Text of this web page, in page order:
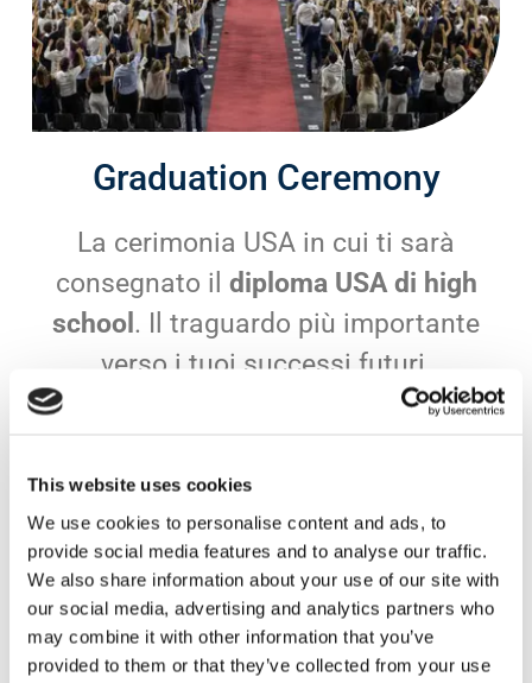
This website uses cookies
We use cookies to personalise content and ads, to
provide social media features and to analyse our traffic.
We also share information about your use of our site with
our social media, advertising and analytics partners who
may combine it with other information that you’ve
provided to them or that they’ve collected from your use
Graduation Ceremony
La cerimonia USA in cui ti sarà
consegnato il diploma USA di high
school . Il traguardo più importante
verso i tuoi successi futuri.